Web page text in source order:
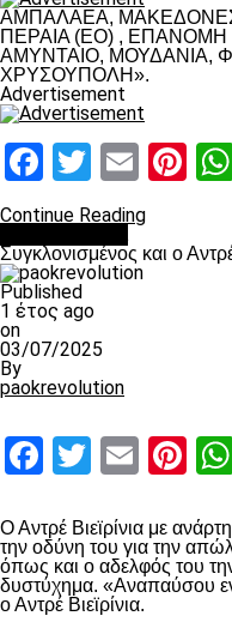
ΑΜΠΑΛΑΕΑ,
ΠΕΡΑΙΑ (ΕΟ) , ΕΠΑΝΟΜΗ
ΑΜΥΝΤΑΙΟ, ΜΟΥΔΑΝΙΑ,
ΧΡΥΣΟΥΠΟΛΗ».
Advertisement
Facebook
Twitter
Email
Continue Reading
Συγκλονισμένος και ο
Published
1 έτος ago
on
03/07/2025
By
paokrevolution
Facebook
Twitter
Email
Ο Αντρέ Βιεϊρίνια με
την οδύνη του για την
όπως και ο αδελφός του
δυστύχημα. «Αναπαύσου
ο Αντρέ Βιεϊρίνια.